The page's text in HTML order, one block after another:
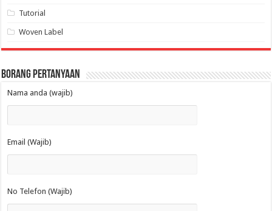
Tutorial
Woven Label
Borang Pertanyaan
Nama anda (wajib)
Email (Wajib)
No Telefon (Wajib)